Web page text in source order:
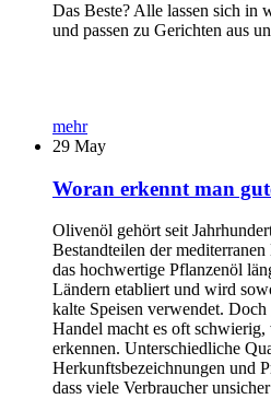
Das Beste? Alle lassen sich in
und passen zu Gerichten aus
mehr
29 May
Woran erkennt man
Olivenöl gehört seit
Bestandteilen der
das hochwertige Pflanzenöl
Ländern etabliert und wird
kalte Speisen verwendet.
Handel macht es oft
erkennen. Unterschiedliche
Herkunftsbezeichnungen und
dass viele Verbraucher